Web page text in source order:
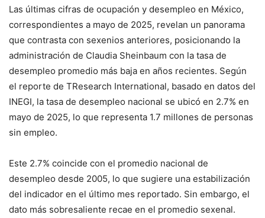
Las últimas cifras de ocupación y desempleo en México,
correspondientes a mayo de 2025, revelan un panorama
que contrasta con sexenios anteriores, posicionando la
administración de Claudia Sheinbaum con la tasa de
desempleo promedio más baja en años recientes. Según
el reporte de TResearch International, basado en datos del
INEGI, la tasa de desempleo nacional se ubicó en 2.7% en
mayo de 2025, lo que representa 1.7 millones de personas
sin empleo.
Este 2.7% coincide con el promedio nacional de
desempleo desde 2005, lo que sugiere una estabilización
del indicador en el último mes reportado. Sin embargo, el
dato más sobresaliente recae en el promedio sexenal.